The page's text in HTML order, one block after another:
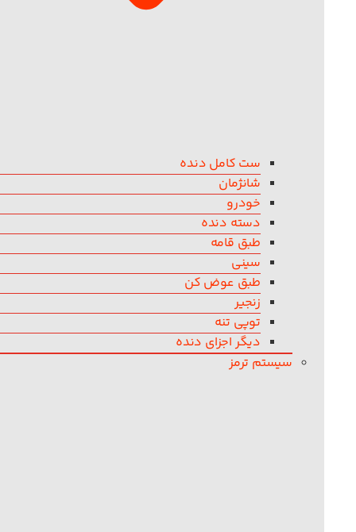
ست کامل دنده
شانژمان
خودرو
دسته دنده
طبق قامه
سینی
طبق عوض کن
زنجیر
توپی تنه
دیگر اجزای دنده
سیستم ترمز